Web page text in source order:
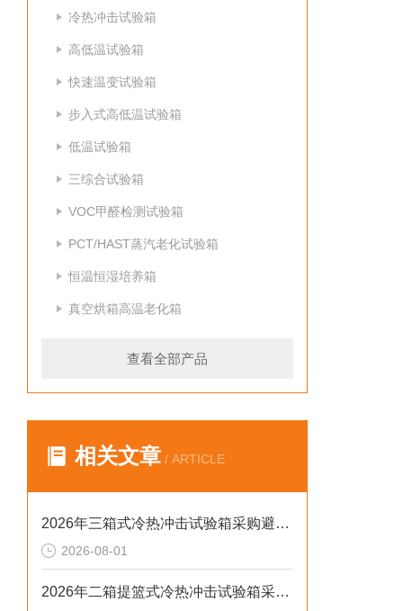
冷热冲击试验箱
高低温试验箱
快速温变试验箱
步入式高低温试验箱
低温试验箱
三综合试验箱
VOC甲醛检测试验箱
PCT/HAST蒸汽老化试验箱
恒温恒湿培养箱
真空烘箱高温老化箱
查看全部产品
相关文章 / ARTICLE
2026年三箱式冷热冲击试验箱采购避坑：静测工况、参数与合规选型逻辑
2026-08-01
2026年二箱提篮式冷热冲击试验箱采购避坑：参数、工况与合规逻辑